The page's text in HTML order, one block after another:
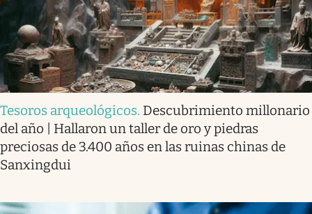
Tesoros arqueológicos. Descubrimiento millonario
del año | Hallaron un taller de oro y piedras
preciosas de 3.400 años en las ruinas chinas de
Sanxingdui